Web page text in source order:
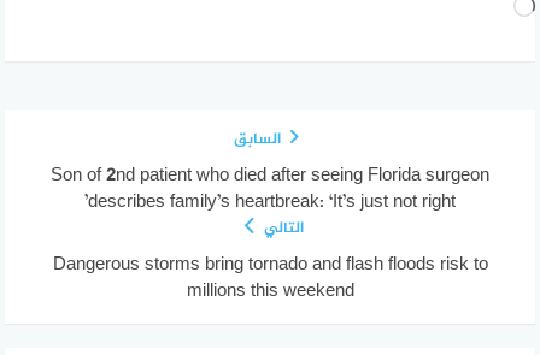
جاري
السابق
Son of 2nd patient who died after seeing Florida surgeon
describes family’s heartbreak: ‘It’s just not right’
التالي
Dangerous storms bring tornado and flash floods risk to
millions this weekend